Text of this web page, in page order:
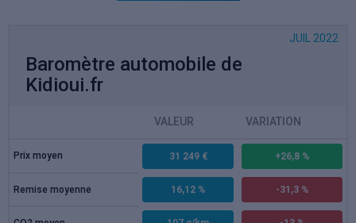
Baromètre automobile de
Kidioui.fr
JUIL 2022
VALEUR VARIATION
Prix moyen 31 249 € +26,8 %
Remise moyenne 16,12 % -31,3 %